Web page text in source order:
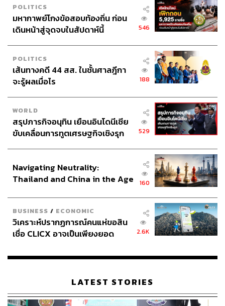
POLITICS
มหากาพย์โกงข้อสอบท้องถิ่น ก่อน
เดินหน้าสู่จุดจบในสัปดาห์นี้
546
POLITICS
เส้นทางคดี 44 สส. ในชั้นศาลฎีกา
จะรู้ผลเมื่อไร
188
WORLD
สรุปภารกิจอนุทิน เยือนอินโดนีเซีย
ขับเคลื่อนการทูตเศรษฐกิจเชิงรุก
529
Navigating Neutrality:
Thailand and China in the Age
160
BUSINESS / ECONOMIC
วิเคราะห์ปรากฏการณ์คนแห่ขอสิน
เชื่อ CLICX อาจเป็นเพียงยอด
เรือนไทยที่ถูกซุกไว้
2.6K
LATEST STORIES